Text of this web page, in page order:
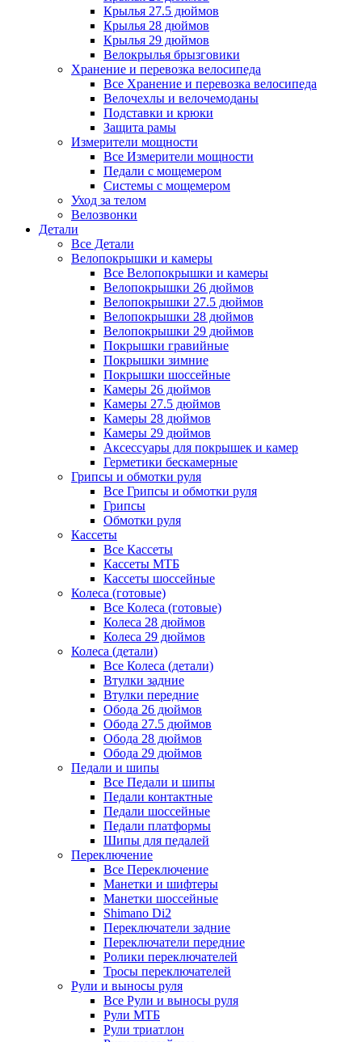
Крылья 27.5 дюймов
Крылья 28 дюймов
Крылья 29 дюймов
Велокрылья брызговики
Хранение и перевозка велосипеда
Все Хранение и перевозка велосипеда
Велочехлы и велочемоданы
Подставки и крюки
Защита рамы
Измерители мощности
Все Измерители мощности
Педали с мощемером
Системы с мощемером
Уход за телом
Велозвонки
Детали
Все Детали
Велопокрышки и камеры
Все Велопокрышки и камеры
Велопокрышки 26 дюймов
Велопокрышки 27.5 дюймов
Велопокрышки 28 дюймов
Велопокрышки 29 дюймов
Покрышки гравийные
Покрышки зимние
Покрышки шоссейные
Камеры 26 дюймов
Камеры 27.5 дюймов
Камеры 28 дюймов
Камеры 29 дюймов
Аксессуары для покрышек и камер
Герметики бескамерные
Грипсы и обмотки руля
Все Грипсы и обмотки руля
Грипсы
Обмотки руля
Кассеты
Все Кассеты
Кассеты МТБ
Кассеты шоссейные
Колеса (готовые)
Все Колеса (готовые)
Колеса 28 дюймов
Колеса 29 дюймов
Колеса (детали)
Все Колеса (детали)
Втулки задние
Втулки передние
Обода 26 дюймов
Обода 27.5 дюймов
Обода 28 дюймов
Обода 29 дюймов
Педали и шипы
Все Педали и шипы
Педали контактные
Педали шоссейные
Педали платформы
Шипы для педалей
Переключение
Все Переключение
Манетки и шифтеры
Манетки шоссейные
Shimano Di2
Переключатели задние
Переключатели передние
Ролики переключателей
Тросы переключателей
Рули и выносы руля
Все Рули и выносы руля
Рули МТБ
Рули триатлон